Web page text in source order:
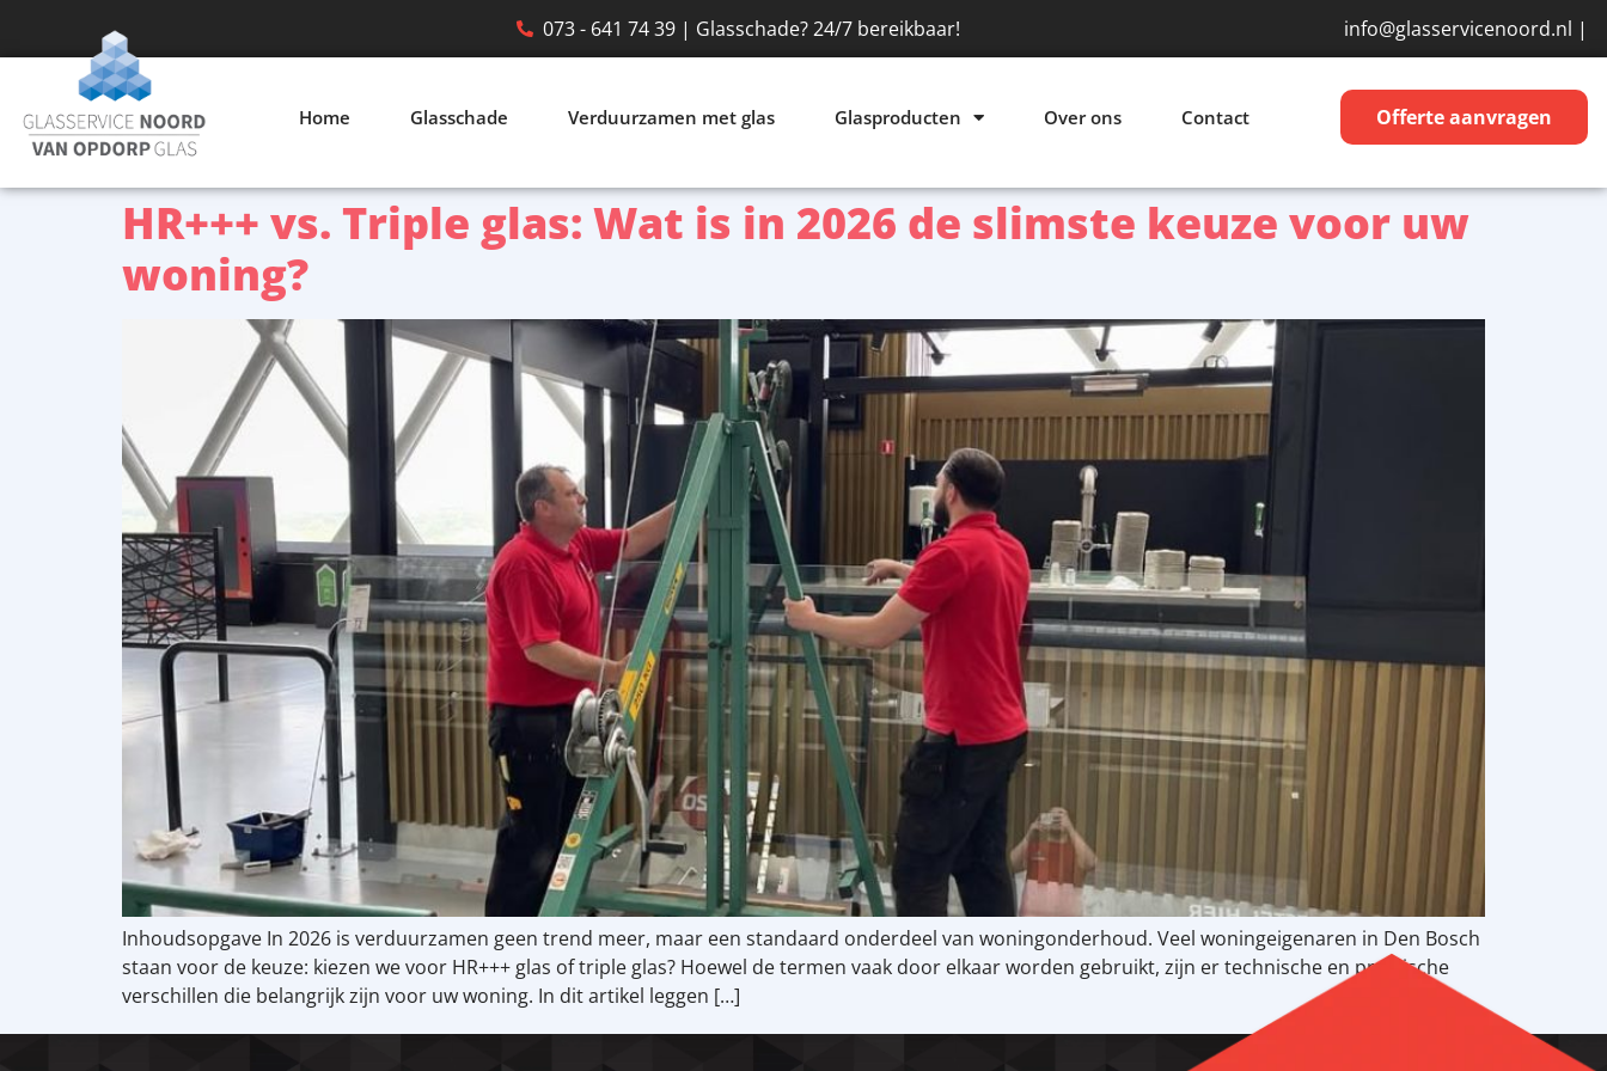
073 - 641 74 39 | Glasschade? 24/7 bereikbaar! info@glasservicenoord.nl |
Home Glasschade Verduurzamen met glas Glasproducten Over ons Contact Offerte aanvragen
HR+++ vs. Triple glas: Wat is in 2026 de slimste keuze voor uw
woning?
Inhoudsopgave In 2026 is verduurzamen geen trend meer, maar een standaard onderdeel van woningonderhoud. Veel woningeigenaren in Den Bosch
staan voor de keuze: kiezen we voor HR+++ glas of triple glas? Hoewel de termen vaak door elkaar worden gebruikt, zijn er technische en praktische
verschillen die belangrijk zijn voor uw woning. In dit artikel leggen […]